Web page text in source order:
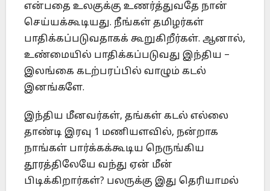
என்பதை உலகுக்கு உணர்த்துவதே நான்
செய்யக்கூடியது. நீங்கள் தமிழர்கள்
பாதிக்கப்படுவதாகக் கூறுகிறீர்கள். ஆனால்,
உண்மையில் பாதிக்கப்படுவது இந்திய –
இலங்கை கடற்பரப்பில் வாழும் கடல்
இனங்களே.
இந்திய மீனவர்கள், தங்கள் கடல் எல்லை
தாண்டி இரவு 1 மணியளவில், நன்றாக
நாங்கள் பார்க்கக்கூடிய நெருங்கிய
தூரத்திலேயே வந்து ஏன் மீன்
பிடிக்கிறார்கள்? பலருக்கு இது தெரியாமல்